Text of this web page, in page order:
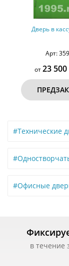
Дверь в
Арт: 359
от23 500
#Технические
#Офисные
в течение